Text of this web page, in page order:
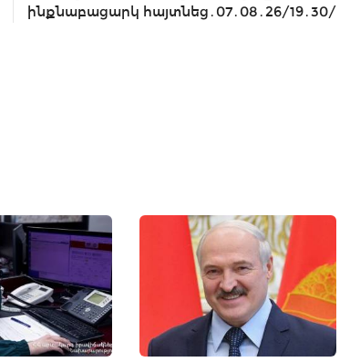
ինքնաբացարկ հայտնեց․07․08․26/19․30/